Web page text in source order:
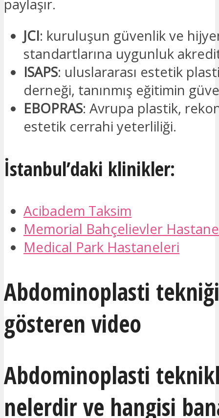
paylaşır.
JCI: kuruluşun güvenlik ve
standartlarına uygunluk
ISAPS: uluslararası estetik
derneği, tanınmış eğitimin
EBOPRAS: Avrupa plastik,
estetik cerrahi yeterliliği.
İstanbul’daki klinikler:
Acibadem Taksim
Memorial Bahçelievler
Medical Park Hastaneleri
Abdominoplasti
gösteren video
Abdominoplasti
nelerdir ve hangisi